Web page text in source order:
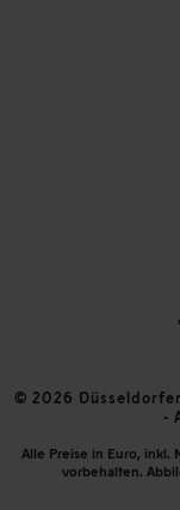
© 2026 Düsseldorfer
-
Alle Preise in Euro, inkl.
vorbehalten.